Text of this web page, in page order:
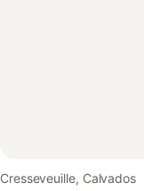
Cresseveuille, Calvados